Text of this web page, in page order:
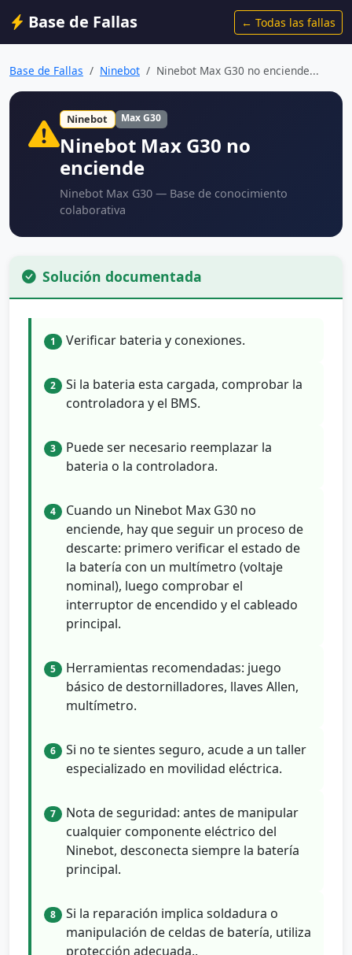
Base de Fallas ← Todas las fallas
Base de Fallas Ninebot Ninebot Max G30 no enciende...
Ninebot Max G30
Ninebot Max G30 no
enciende
Ninebot Max G30 — Base de conocimiento
colaborativa
Solución documentada
1 Verificar bateria y conexiones.
2
Si la bateria esta cargada, comprobar la
controladora y el BMS.
3
Puede ser necesario reemplazar la
bateria o la controladora.
4
Cuando un Ninebot Max G30 no
enciende, hay que seguir un proceso de
descarte: primero verificar el estado de
la batería con un multímetro (voltaje
nominal), luego comprobar el
interruptor de encendido y el cableado
principal.
5
Herramientas recomendadas: juego
básico de destornilladores, llaves Allen,
multímetro.
6
Si no te sientes seguro, acude a un taller
especializado en movilidad eléctrica.
7
Nota de seguridad: antes de manipular
cualquier componente eléctrico del
Ninebot, desconecta siempre la batería
principal.
8
Si la reparación implica soldadura o
manipulación de celdas de batería, utiliza
protección adecuada..